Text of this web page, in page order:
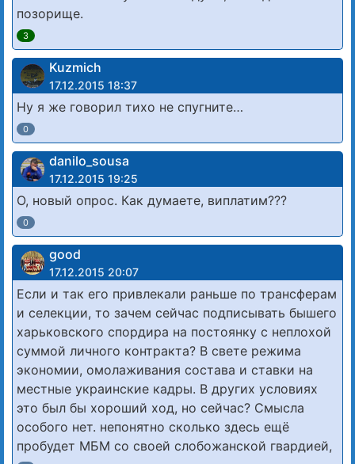
позорище.
3
Kuzmich
17.12.2015 18:37
Ну я же говорил тихо не спугните…
0
danilo_sousa
17.12.2015 19:25
О, новый опрос. Как думаете, виплатим???
0
good
17.12.2015 20:07
Если и так его привлекали раньше по трансферам
и селекции, то зачем сейчас подписывать бышего
харьковского спордира на постоянку с неплохой
суммой личного контракта? В свете режима
экономии, омолаживания состава и ставки на
местные украинские кадры. В других условиях
это был бы хороший ход, но сейчас? Смысла
особого нет. непонятно сколько здесь ещё
пробудет МБМ со своей слобожанской гвардией,